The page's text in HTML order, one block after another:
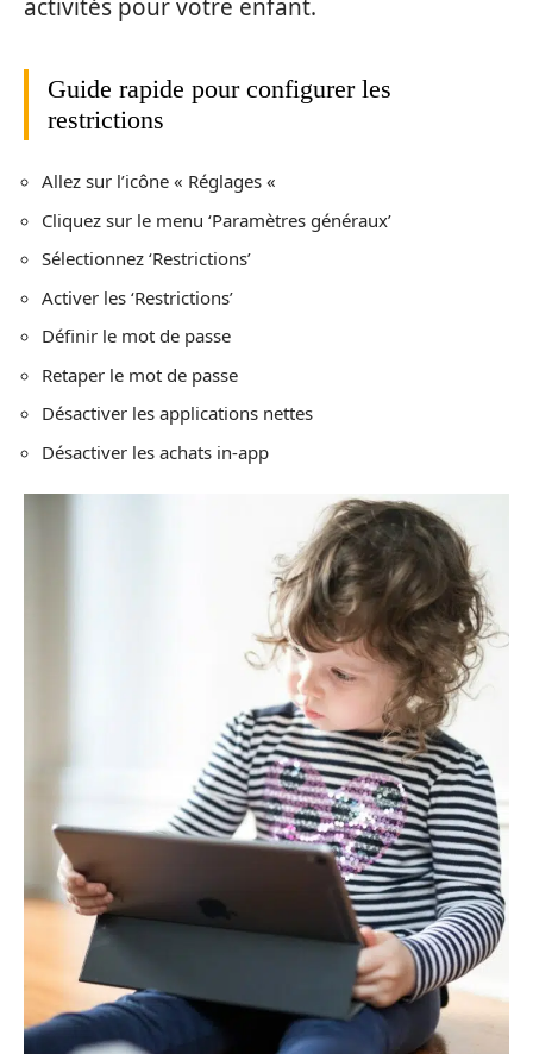
activités pour votre enfant.
Guide rapide pour configurer les
restrictions
Allez sur l’icône « Réglages «
Cliquez sur le menu ‘Paramètres généraux’
Sélectionnez ‘Restrictions’
Activer les ‘Restrictions’
Définir le mot de passe
Retaper le mot de passe
Désactiver les applications nettes
Désactiver les achats in-app